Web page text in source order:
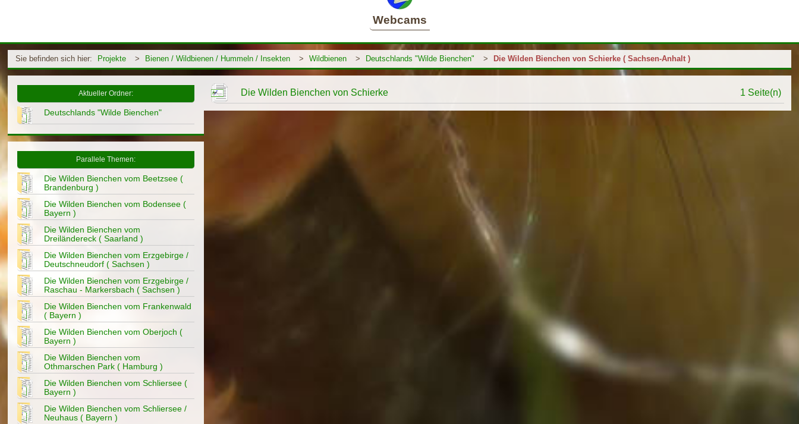
Webcams
Sie befinden sich hier: Projekte > Bienen / Wildbienen / Hummeln / Insekten > Wildbienen > Deutschlands "Wilde Bienchen" > Die Wilden Bienchen von Schierke ( Sachsen-Anhalt )
Die Wilden Bienchen von Schierke 1 Seite(n)
Aktueller Ordner:
Deutschlands "Wilde Bienchen"
Parallele Themen:
Die Wilden Bienchen vom Beetzsee (
Brandenburg )
Die Wilden Bienchen vom Bodensee (
Bayern )
Die Wilden Bienchen vom
Dreiländereck ( Saarland )
Die Wilden Bienchen vom Erzgebirge /
Deutschneudorf ( Sachsen )
Die Wilden Bienchen vom Erzgebirge /
Raschau - Markersbach ( Sachsen )
Die Wilden Bienchen vom Frankenwald
( Bayern )
Die Wilden Bienchen vom Oberjoch (
Bayern )
Die Wilden Bienchen vom
Othmarschen Park ( Hamburg )
Die Wilden Bienchen vom Schliersee (
Bayern )
Die Wilden Bienchen vom Schliersee /
Neuhaus ( Bayern )